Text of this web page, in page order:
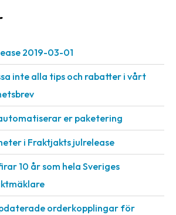
2019-03-01
inte alla tips och rabatter i vårt
er paketering
i Fraktjakts julrelease
10 år som hela Sveriges
orderkopplingar för